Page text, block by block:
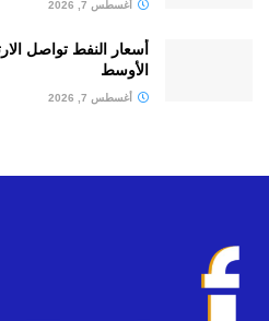
أغسطس 7, 2026
أسعار النفط تواصل
الأوسط
أغسطس 7, 2026